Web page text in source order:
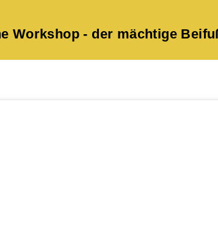
Workshop - der mächtige